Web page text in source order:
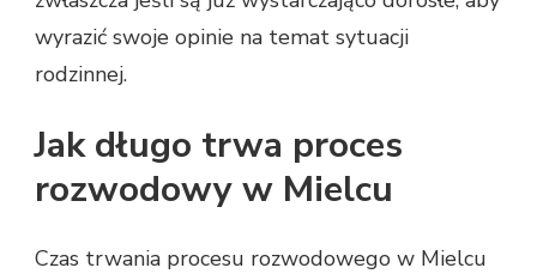
wyrazić swoje opinie na temat sytuacji
rodzinnej.
Jak długo trwa proces
rozwodowy w Mielcu
Czas trwania procesu rozwodowego w Mielcu